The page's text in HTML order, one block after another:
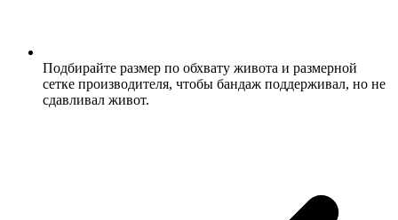
Подбирайте размер по обхвату живота и размерной
сетке производителя, чтобы бандаж поддерживал, но не
сдавливал живот.